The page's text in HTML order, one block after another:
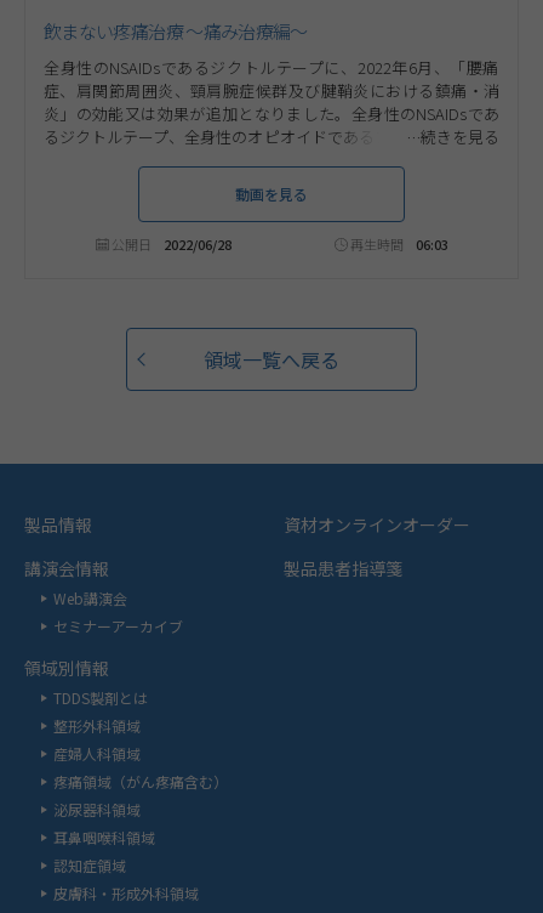
飲まない疼痛治療 ～痛み治療編～
全身性のNSAIDsであるジクトルテープに、2022年6月、「腰痛
症、肩関節周囲炎、頸肩腕症候群及び腱鞘炎における鎮痛・消
炎」の効能又は効果が追加となりました。全身性のNSAIDsであ
るジクトルテープ、全身性のオピオイドであるフェントステープ
る'飲まない'疼痛治療を行えるようになりました。本コンテンツ
では、ジクトルテープ、フェントステープの製品特性についてご
動画を見る
公開日 2022/06/28 再生時間 06:03
領域一覧へ戻る
製品情報
講演会情報
Web講演会
セミナーアーカイブ
領域別情報
TDDS製剤とは
整形外科領域
産婦人科領域
疼痛領域（がん疼痛含む）
泌尿器科領域
耳鼻咽喉科領域
認知症領域
皮膚科・形成外科領域
資材オンラインオーダー
製品患者指導箋